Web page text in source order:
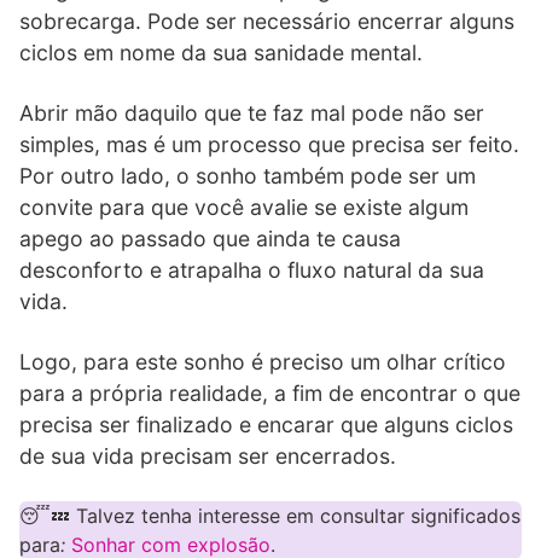
sobrecarga. Pode ser necessário encerrar alguns
ciclos em nome da sua sanidade mental.
Abrir mão daquilo que te faz mal pode não ser
simples, mas é um processo que precisa ser feito.
Por outro lado, o sonho também pode ser um
convite para que você avalie se existe algum
apego ao passado que ainda te causa
desconforto e atrapalha o fluxo natural da sua
vida.
Logo, para este sonho é preciso um olhar crítico
para a própria realidade, a fim de encontrar o que
precisa ser finalizado e encarar que alguns ciclos
de sua vida precisam ser encerrados.
😴💤 Talvez tenha interesse em consultar significados
para: Sonhar com explosão.